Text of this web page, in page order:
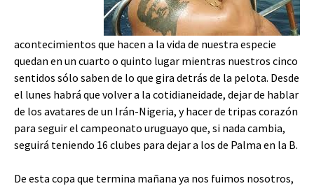
acontecimientos que hacen a la vida de nuestra especie
quedan en un cuarto o quinto lugar mientras nuestros cinco
sentidos sólo saben de lo que gira detrás de la pelota. Desde
el lunes habrá que volver a la cotidianeidade, dejar de hablar
de los avatares de un Irán-Nigeria, y hacer de tripas corazón
para seguir el campeonato uruguayo que, si nada cambia,
seguirá teniendo 16 clubes para dejar a los de Palma en la B.
De esta copa que termina mañana ya nos fuimos nosotros,